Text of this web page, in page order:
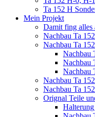
Ta 152 H
Mein Projekt
Damit fing alles
Nachbau Ta
Nachbau Ta
Nachbau
Nachbau
Nachbau
Nachbau Ta
Nachbau Ta
Orignal Teile